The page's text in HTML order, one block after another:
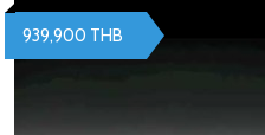
939,900 THB